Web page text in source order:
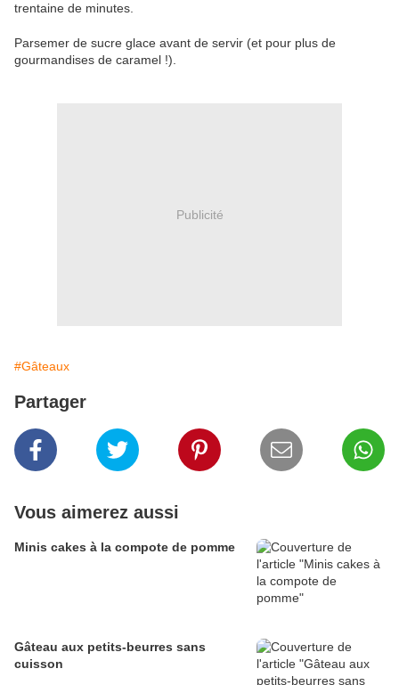
trentaine de minutes.
Parsemer de sucre glace avant de servir (et pour plus de
gourmandises de caramel !).
Publicité
#Gâteaux
Partager
Vous aimerez aussi
Minis cakes à la compote de pomme
Gâteau aux petits-beurres sans
cuisson